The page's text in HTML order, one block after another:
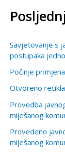
a
i
:
Savjetovanje s
postupaka
Počinje
Otvoreno
Provedba
miješanog
Provedeno
miješanog